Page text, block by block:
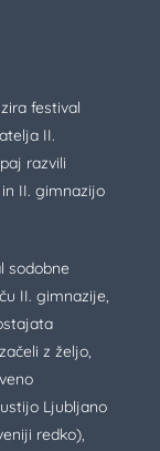
festival
II.
razvili
II. gimnazijo
sodobne
II. gimnazije,
z željo,
Ljubljano
redko),